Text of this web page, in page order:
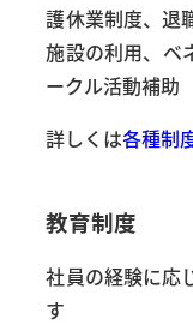
護休業制度、退
施設の利用、ベ
ークル活動補助
詳しくは各種制
教育制度
社員の経験に応
す